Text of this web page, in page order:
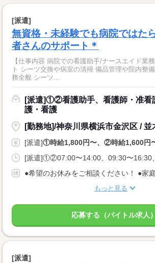
[派遣]
無資格・未経験でも病院ではた
者さんのサポート＊
【仕事内容 病院での看護助手/ナースエイド業
ト シーツ交換や病室の清掃 備品管理や院内整
務全般 シーツ...
[派遣]①②看護助手、看護師・准看
護・看護
[勤務地]/神奈川県横浜市金沢区 / 並
[派遣]①時給1,800円〜、②時給1,600円
[派遣]①②07:00〜14:00、09:30〜16:30
もっと見る
応募する（バイトル求人）
[派遣]